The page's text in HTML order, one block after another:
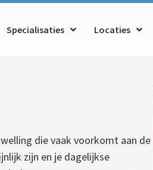
Specialisaties Locaties
die vaak voorkomt aan de
zijn en je dagelijkse